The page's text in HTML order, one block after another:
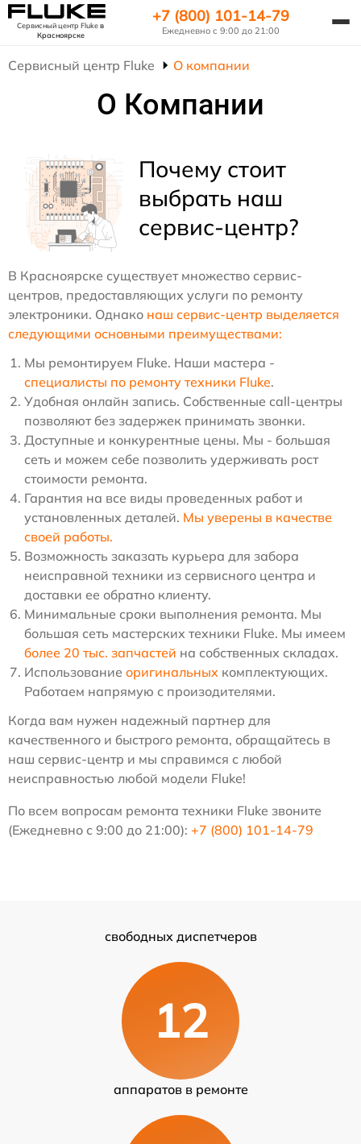
Сервисный центр Flukeв
Красноярске
+7 (800) 101-14-79
Ежедневно с 9:00 до 21:00
Сервисный центр Fluke О компании
О Компании
Почему стоит
выбрать наш
сервис-центр?
В Красноярске существует множество сервис-
центров, предоставляющих услуги по ремонту
электроники. Однако наш сервис-центр выделяется
следующими основными преимуществами:
Мы ремонтируем Fluke. Наши мастера -
специалисты по ремонту техники Fluke.
Удобная онлайн запись. Собственные call-центры
позволяют без задержек принимать звонки.
Доступные и конкурентные цены. Мы - большая
сеть и можем себе позволить удерживать рост
стоимости ремонта.
Гарантия на все виды проведенных работ и
установленных деталей. Мы уверены в качестве
своей работы.
Возможность заказать курьера для забора
неисправной техники из сервисного центра и
доставки ее обратно клиенту.
Минимальные сроки выполнения ремонта. Мы
большая сеть мастерских техники Fluke. Мы имеем
более 20 тыс. запчастей на собственных складах.
Использование оригинальных комплектующих.
Работаем напрямую с произодителями.
Когда вам нужен надежный партнер для
качественного и быстрого ремонта, обращайтесь в
наш сервис-центр и мы справимся с любой
неисправностью любой модели Fluke!
По всем вопросам ремонта техники Fluke звоните
(Ежедневно с 9:00 до 21:00): +7 (800) 101-14-79
свободных диспетчеров
12
аппаратов в ремонте